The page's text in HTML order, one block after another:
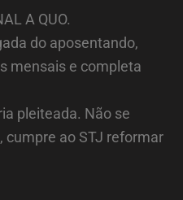
A QUO.
do aposentando,
mensais e completa
pleiteada. Não se
cumpre ao STJ reformar